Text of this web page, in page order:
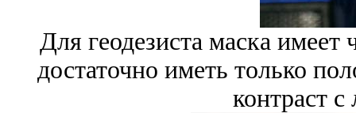
Для геодезиста маска имеет
достаточно иметь только
контраст с